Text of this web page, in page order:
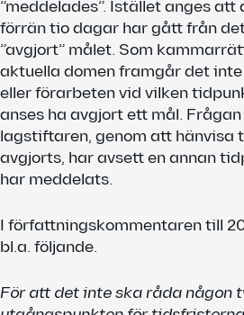
”meddelades”. Istället anges
förrän tio dagar har gått från
”avgjort” målet. Som
aktuella domen framgår det
eller förarbeten vid vilken
anses ha avgjort ett mål.
lagstiftaren, genom att hänvisa
avgjorts, har avsett en annan
har meddelats.
I författningskommentaren till
bl.a. följande.
För att det inte ska råda någon